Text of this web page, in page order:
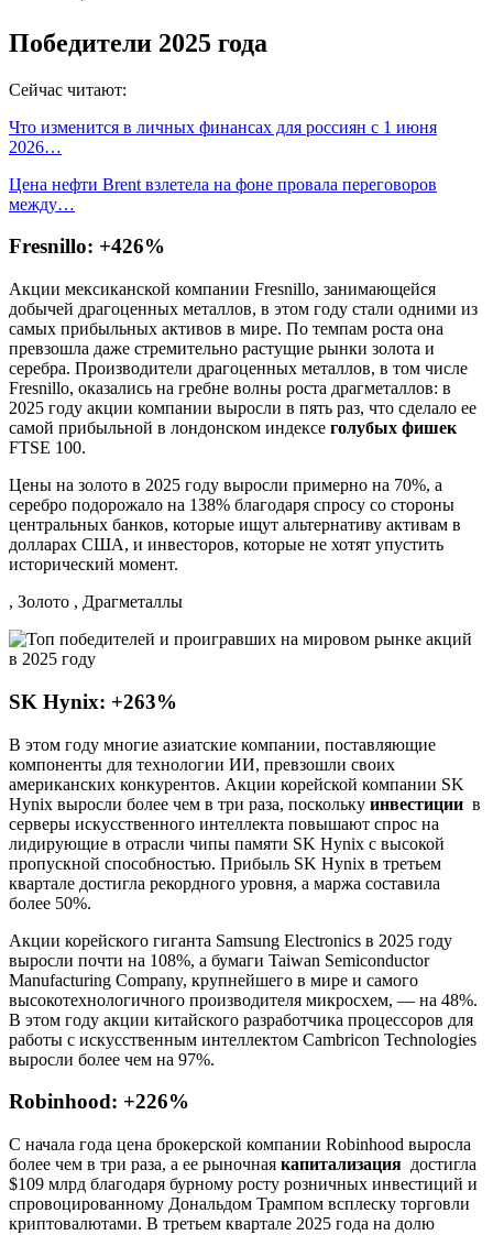
Победители 2025 года
Сейчас читают:
Что изменится в личных финансах для россиян с 1 июня
2026…
Цена нефти Brent взлетела на фоне провала переговоров
между…
Fresnillo: +426%
Акции мексиканской компании Fresnillo, занимающейся
добычей драгоценных металлов, в этом году стали одними из
самых прибыльных активов в мире. По темпам роста она
превзошла даже стремительно растущие рынки золота и
серебра. Производители драгоценных металлов, в том числе
Fresnillo, оказались на гребне волны роста драгметаллов: в
2025 году акции компании выросли в пять раз, что сделало ее
самой прибыльной в лондонском индексе голубых фишек
FTSE 100.
Цены на золото в 2025 году выросли примерно на 70%, а
серебро подорожало на 138% благодаря спросу со стороны
центральных банков, которые ищут альтернативу активам в
долларах США, и инвесторов, которые не хотят упустить
исторический момент.
, Золото , Драгметаллы
SK Hynix: +263%
В этом году многие азиатские компании, поставляющие
компоненты для технологии ИИ, превзошли своих
американских конкурентов. Акции корейской компании SK
Hynix выросли более чем в три раза, поскольку инвестиции в
серверы искусственного интеллекта повышают спрос на
лидирующие в отрасли чипы памяти SK Hynix с высокой
пропускной способностью. Прибыль SK Hynix в третьем
квартале достигла рекордного уровня, а маржа составила
более 50%.
Акции корейского гиганта Samsung Electronics в 2025 году
выросли почти на 108%, а бумаги Taiwan Semiconductor
Manufacturing Company, крупнейшего в мире и самого
высокотехнологичного производителя микросхем, — на 48%.
В этом году акции китайского разработчика процессоров для
работы с искусственным интеллектом Cambricon Technologies
выросли более чем на 97%.
Robinhood: +226%
С начала года цена брокерской компании Robinhood выросла
более чем в три раза, а ее рыночная капитализация достигла
$109 млрд благодаря бурному росту розничных инвестиций и
спровоцированному Дональдом Трампом всплеску торговли
криптовалютами. В третьем квартале 2025 года на долю